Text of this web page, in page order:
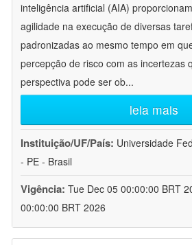
inteligência artificial (AIA)
agilidade na execução de diversas
padronizadas ao mesmo tempo em
percepção de risco com as incertezas
perspectiva pode ser ob...
leia mais
Instituição/UF/País: Universidade
- PE - Brasil
Vigência: Tue Dec 05 00:00:00 BRT
00:00:00 BRT 2026